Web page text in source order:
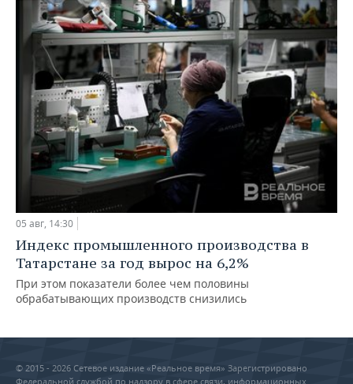
05 авг, 14:30
Индекс промышленного производства в
Татарстане за год вырос на 6,2%
При этом показатели более чем половины
обрабатывающих производств снизились
© 2015 - 2026 Сетевое издание «Реальное время» Зарегистрировано
Федеральной службой по надзору в сфере связи, информационных